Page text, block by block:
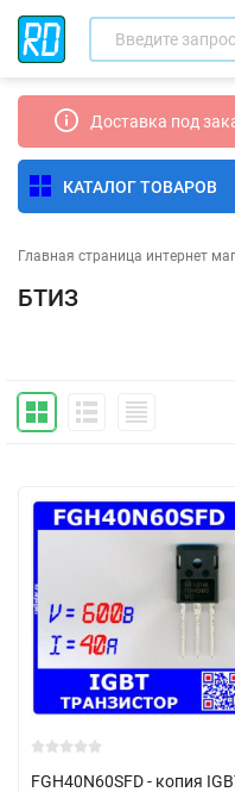
Доставка под
КАТАЛОГ ТОВАРОВ
Главная страница интернет
БТИЗ
FGH40N60SFD - копия